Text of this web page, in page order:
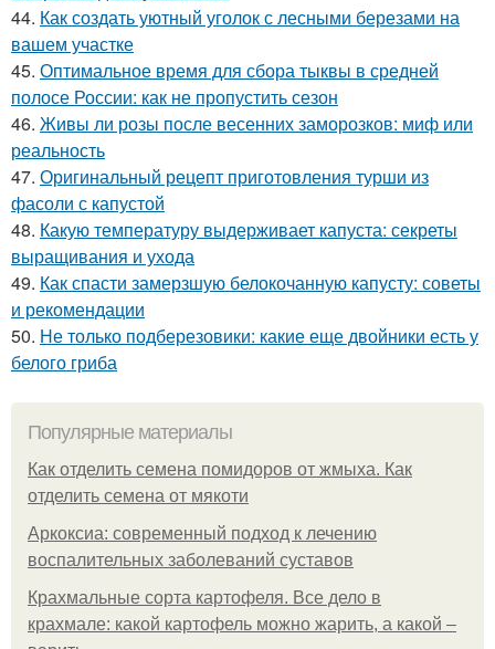
44. Как создать уютный уголок с лесными березами на
вашем участке
45. Оптимальное время для сбора тыквы в средней
полосе России: как не пропустить сезон
46. Живы ли розы после весенних заморозков: миф или
реальность
47. Оригинальный рецепт приготовления турши из
фасоли с капустой
48. Какую температуру выдерживает капуста: секреты
выращивания и ухода
49. Как спасти замерзшую белокочанную капусту: советы
и рекомендации
50. Не только подберезовики: какие еще двойники есть у
белого гриба
Популярные материалы
Как отделить семена помидоров от жмыха. Как
отделить семена от мякоти
Аркоксиа: современный подход к лечению
воспалительных заболеваний суставов
Крахмальные сорта картофеля. Все дело в
крахмале: какой картофель можно жарить, а какой –